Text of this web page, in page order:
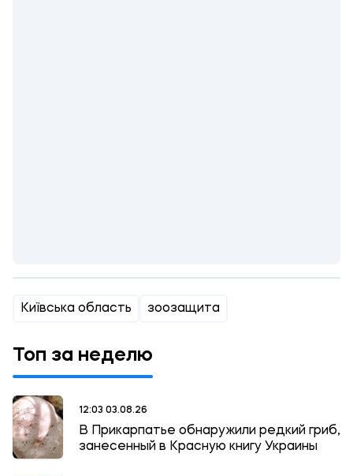
Київська область зоозащита
Топ за неделю
12:03 03.08.26
В Прикарпатье обнаружили редкий гриб,
занесенный в Красную книгу Украины